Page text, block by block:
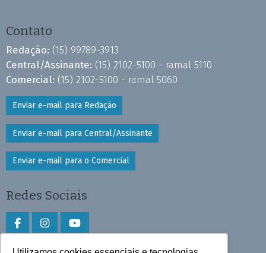
Contato
Redação: (15) 99789-3913
Central/Assinante: (15) 2102-5100 - ramal 5110
Comercial: (15) 2102-5100 - ramal 5060
Enviar e-mail para Redação
Enviar e-mail para Central/Assinante
Enviar e-mail para o Comercial
Redes Sociais